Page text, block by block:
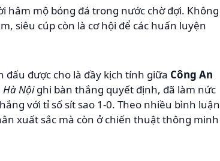
hâm mộ bóng đá trong nước chờ đợi. Không
siêu cúp còn là cơ hội để các huấn luyện
được cho là đầy kịch tính giữa Công An
Hà Nộighi bàn thắng quyết định, đã làm nức
với tỉ số sít sao 1-0. Theo nhiều bình luận
xuất sắc mà còn ở chiến thuật thông minh